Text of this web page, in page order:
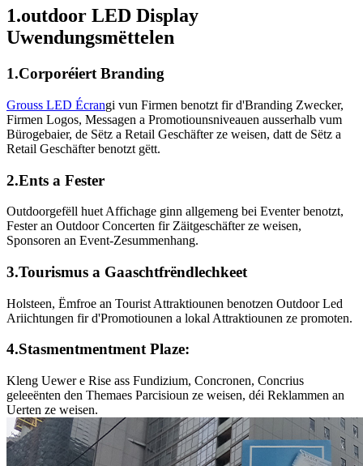
1.outdoor LED Display
Uwendungsmëttelen
1.Corporéiert Branding
Grouss LED Écrangi vun Firmen benotzt fir d'Branding Zwecker,
Firmen Logos, Messagen a Promotiounsniveauen ausserhalb vum
Bürogebaier, de Sëtz a Retail Geschäfter ze weisen, datt de Sëtz a
Retail Geschäfter benotzt gëtt.
2.Ents a Fester
Outdoorgefëll huet Affichage ginn allgemeng bei Eventer benotzt,
Fester an Outdoor Concerten fir Zäitgeschäfter ze weisen,
Sponsoren an Event-Zesummenhang.
3.Tourismus a Gaaschtfrëndlechkeet
Holsteen, Ëmfroe an Tourist Attraktiounen benotzen Outdoor Led
Ariichtungen fir d'Promotiounen a lokal Attraktiounen ze promoten.
4.Stasmentmentment Plaze:
Kleng Uewer e Rise ass Fundizium, Concronen, Concrius
geleeënten den Themaes Parcisioun ze weisen, déi Reklammen an
Uerten ze weisen.